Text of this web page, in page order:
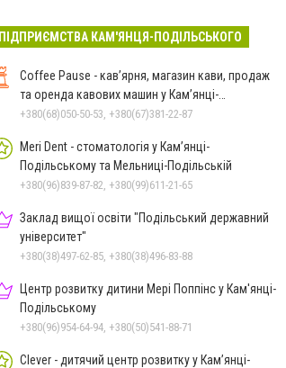
ПІДПРИЄМСТВА КАМ'ЯНЦЯ-ПОДІЛЬСЬКОГО
Coffee Pause - кав’ярня, магазин кави, продаж
та оренда кавових машин у Кам’янці-
Подільському
+380(68)050-50-53, +380(67)381-22-87
Meri Dent - стоматологія у Кам’янці-
Подільському та Мельниці-Подільській
+380(96)839-87-82, +380(99)611-21-65
Заклад вищої освіти "Подільський державний
університет"
+380(38)497-62-85, +380(38)496-83-88
Центр розвитку дитини Мері Поппінс у Кам'янці-
Подільському
+380(96)954-64-94, +380(50)541-88-71
Clever - дитячий центр розвитку у Кам’янці-